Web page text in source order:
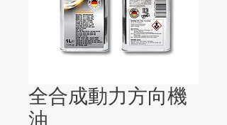
全合成動力方向機
油